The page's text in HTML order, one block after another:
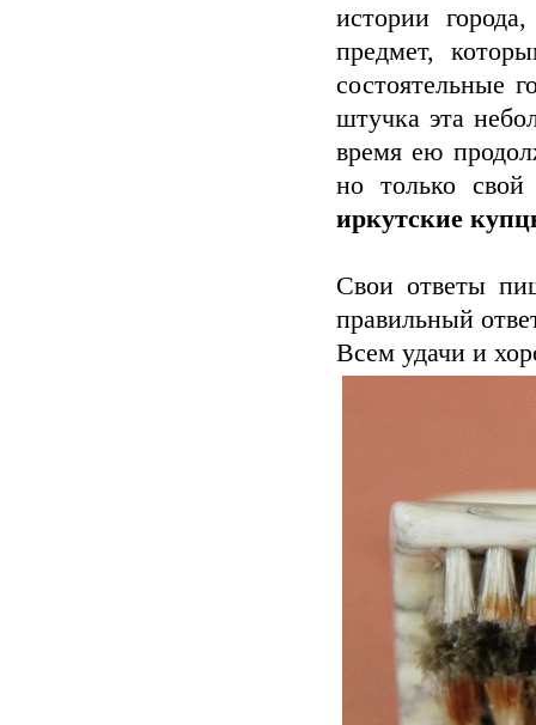
истории
предмет,
состоятельные
штучка эта
время ею
но только
иркутские
Свои ответы
правильный
Всем удачи и